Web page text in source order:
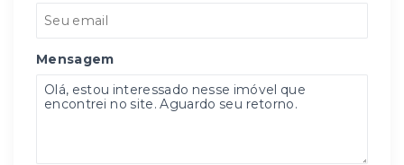
Mensagem